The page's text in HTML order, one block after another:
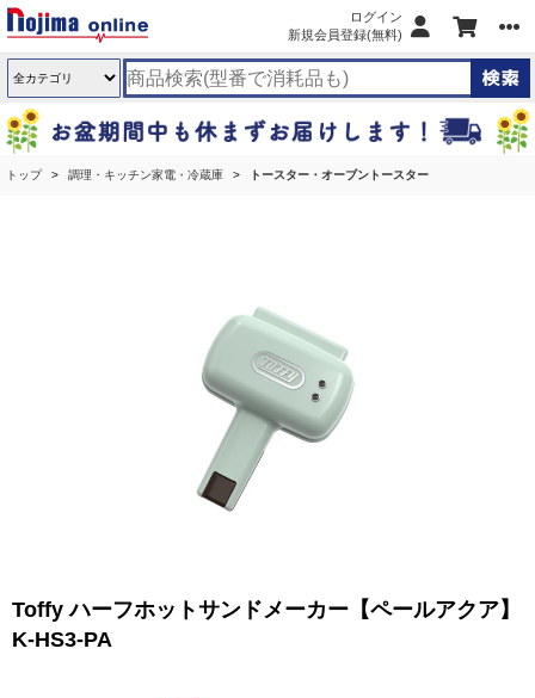
ログイン
新規会員登録(無料)
トップ 調理・キッチン家電・冷蔵庫 トースター・オーブントースター
Toffy ハーフホットサンドメーカー【ペールアクア】
K-HS3-PA